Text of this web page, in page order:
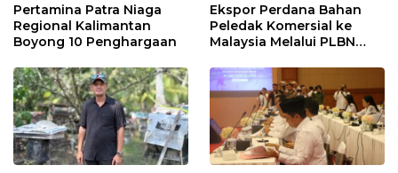
Pertamina Patra Niaga
Regional Kalimantan
Boyong 10 Penghargaan
Ekspor Perdana Bahan
Peledak Komersial ke
Malaysia Melalui PLBN